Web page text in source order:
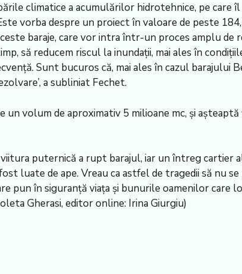
climatice a acumulărilor hidrotehnice, pe care
vorba despre un proiect în valoare de peste
baraje, care vor intra într-un proces amplu
să reducem riscul la inundații, mai ales în
Sunt bucuros că, mai ales în cazul barajului
a subliniat Fechet.
volum de aproximativ 5 milioane mc, și
puternică a rupt barajul, iar un întreg cartier
luate de ape. Vreau ca astfel de tragedii să nu se
în siguranță viața și bunurile oamenilor care
Gherasi, editor online: Irina Giurgiu)